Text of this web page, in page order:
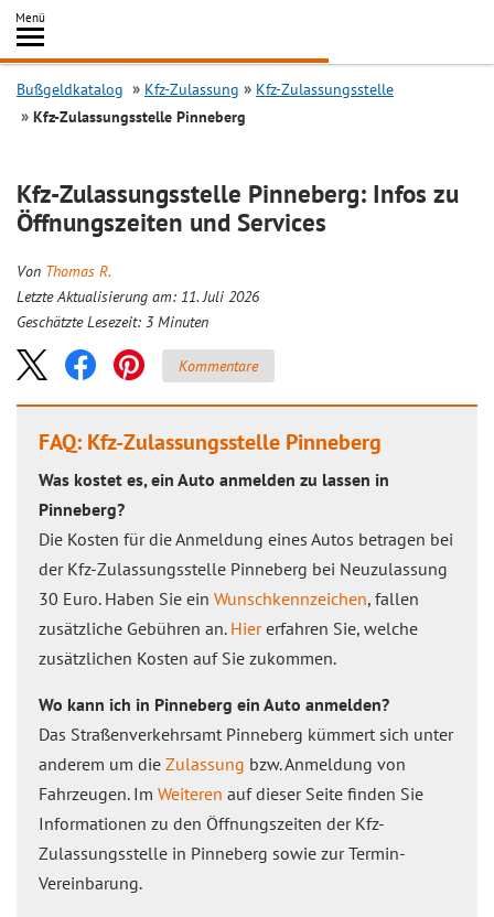
Inhalt
springen
Menü
Search
Bußgeldkatalog Kfz-Zulassung
Kfz-Zulassungsstelle
Kfz-Zulassungsstelle Pinneberg
Kfz-Zulassungsstelle Pinneberg: Infos zu
Öffnungszeiten und Services
Von Thomas R.
Letzte Aktualisierung am: 11. Juli 2026
Geschätzte Lesezeit: 3 Minuten
Kommentare
FAQ: Kfz-Zulassungsstelle Pinneberg
Was kostet es, ein Auto anmelden zu lassen in
Pinneberg?
Die Kosten für die Anmeldung eines Autos betragen bei
der Kfz-Zulassungsstelle Pinneberg bei Neuzulassung
30 Euro. Haben Sie ein Wunschkennzeichen, fallen
zusätzliche Gebühren an. Hiererfahren Sie, welche
zusätzlichen Kosten auf Sie zukommen.
Wo kann ich in Pinneberg ein Auto anmelden?
Das Straßenverkehrsamt Pinneberg kümmert sich unter
anderem um die Zulassung bzw. Anmeldung von
Fahrzeugen. Im Weiteren auf dieser Seite finden Sie
Informationen zu den Öffnungszeiten der Kfz-
Zulassungsstelle in Pinneberg sowie zur Termin-
Vereinbarung.